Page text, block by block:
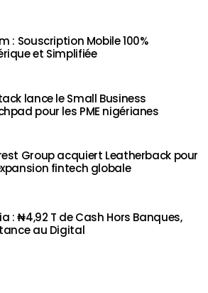
: Souscription Mobile 100%
et Simplifiée
lance le Small Business
pour les PME nigérianes
Group acquiert Leatherback pour
fintech globale
: ₦4,92 T de Cash Hors Banques,
au Digital